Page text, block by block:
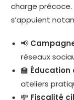
charge
s’appuient
📢
réseaux
🏫 Éducation
ateliers
💸 Fiscalité